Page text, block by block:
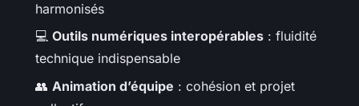
harmonisés
💻 Outils numériques interopérables : fluidité
technique indispensable
👥 Animation d’équipe : cohésion et projet